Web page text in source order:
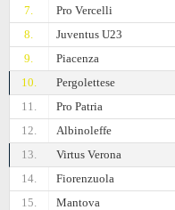
7.
Pro Vercelli
8.
Juventus U23
9.
Piacenza
10.
Pergolettese
11.
Pro Patria
12.
Albinoleffe
13.
Virtus Verona
14.
Fiorenzuola
15.
Mantova